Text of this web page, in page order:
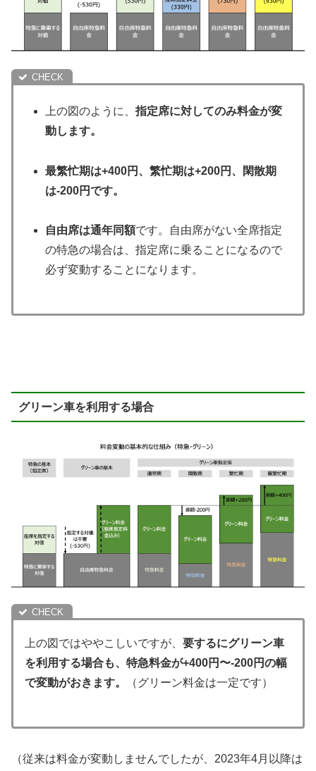
上の図のように、指定席に対してのみ料金が変
動します。
最繁忙期は+400円、繁忙期は+200円、閑散期
は-200円です。
自由席は通年同額です。自由席がない全席指定
の特急の場合は、指定席に乗ることになるので
必ず変動することになります。
グリーン車を利用する場合
上の図ではややこしいですが、 要するにグリーン車
を利用する場合も、 特急料金が+400円〜-200円の幅
で変動がおきます。
（グリーン料金は一定です）
（従来は料金が変動しませんでしたが、2023年4月以降は